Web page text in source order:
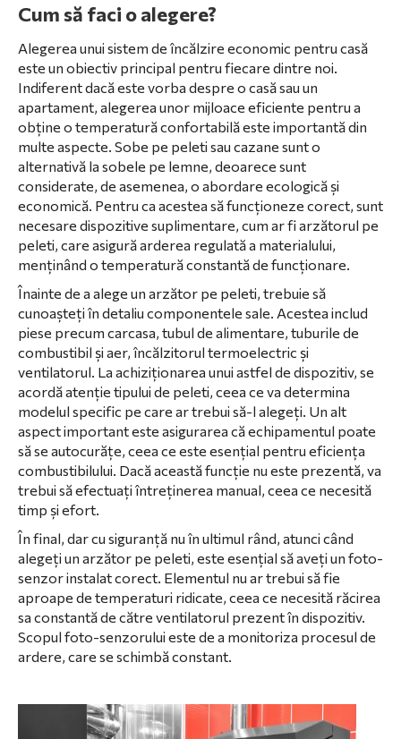
Cum să faci o alegere?
Alegerea unui sistem de încălzire economic pentru casă
este un obiectiv principal pentru fiecare dintre noi.
Indiferent dacă este vorba despre o casă sau un
apartament, alegerea unor mijloace eficiente pentru a
obține o temperatură confortabilă este importantă din
multe aspecte. Sobe pe peleti sau cazane sunt o
alternativă la sobele pe lemne, deoarece sunt
considerate, de asemenea, o abordare ecologică și
economică. Pentru ca acestea să funcționeze corect, sunt
necesare dispozitive suplimentare, cum ar fi arzătorul pe
peleti, care asigură arderea regulată a materialului,
menținând o temperatură constantă de funcționare.
Înainte de a alege un arzător pe peleti, trebuie să
cunoașteți în detaliu componentele sale. Acestea includ
piese precum carcasa, tubul de alimentare, tuburile de
combustibil și aer, încălzitorul termoelectric și
ventilatorul. La achiziționarea unui astfel de dispozitiv, se
acordă atenție tipului de peleti, ceea ce va determina
modelul specific pe care ar trebui să-l alegeți. Un alt
aspect important este asigurarea că echipamentul poate
să se autocurățe, ceea ce este esențial pentru eficiența
combustibilului. Dacă această funcție nu este prezentă, va
trebui să efectuați întreținerea manual, ceea ce necesită
timp și efort.
În final, dar cu siguranță nu în ultimul rând, atunci când
alegeți un arzător pe peleti, este esențial să aveți un foto-
senzor instalat corect. Elementul nu ar trebui să fie
aproape de temperaturi ridicate, ceea ce necesită răcirea
sa constantă de către ventilatorul prezent în dispozitiv.
Scopul foto-senzorului este de a monitoriza procesul de
ardere, care se schimbă constant.